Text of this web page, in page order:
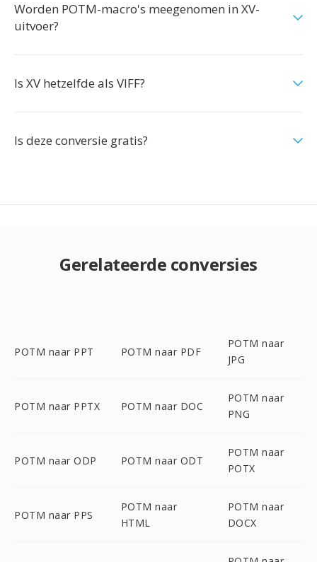
Worden POTM-macro's meegenomen in XV-
uitvoer?
Is XV hetzelfde als VIFF?
Is deze conversie gratis?
Gerelateerde conversies
POTM naar PPT POTM naar PDF
POTM naar
JPG
POTM naar PPTX POTM naar DOC
POTM naar
PNG
POTM naar ODP POTM naar ODT
POTM naar
POTX
POTM naar PPS
POTM naar
HTML
POTM naar
DOCX